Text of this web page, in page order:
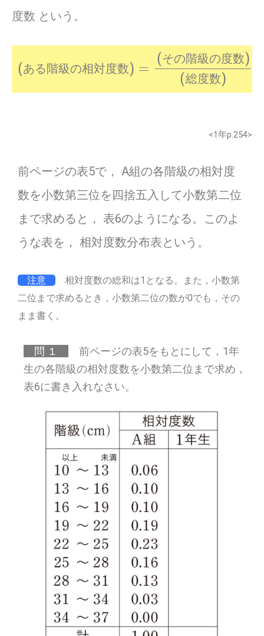
度数 という。
あ る 階級 の相 対 度 数
そ の 階級 の 度 数
総 度 数
(ある階級の相対度数)=
(その階級の度数) (総度数)
<1年p.254>
前ページの表5で， A組の各階級の相対度
数を小数第三位を四捨五入して小数第二位
まで求めると， 表6のようになる。このよ
うな表を， 相対度数分布表という。
注意 相対度数の総和は1となる。また，小数第
二位まで求めるとき，小数第二位の数が0でも，その
まま書く。
問 １
前ページの表5をもとにして，1年
生の各階級の相対度数を小数第二位まで求め，
表6に書き入れなさい。